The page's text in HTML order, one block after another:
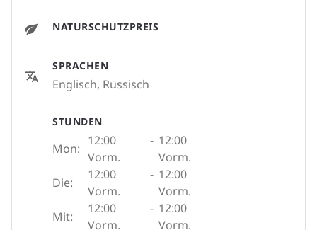
NATURSCHUTZPREIS
SPRACHEN
Englisch, Russisch
STUNDEN
Mon:
12:00
Vorm.
- 12:00
Vorm.
Die:
12:00
Vorm.
- 12:00
Vorm.
Mit:
12:00
Vorm.
- 12:00
Vorm.